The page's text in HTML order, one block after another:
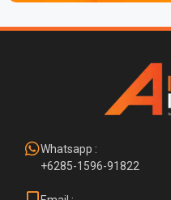
Whatsapp :
+6285-1596-91822